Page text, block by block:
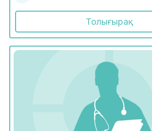
Толығырақ